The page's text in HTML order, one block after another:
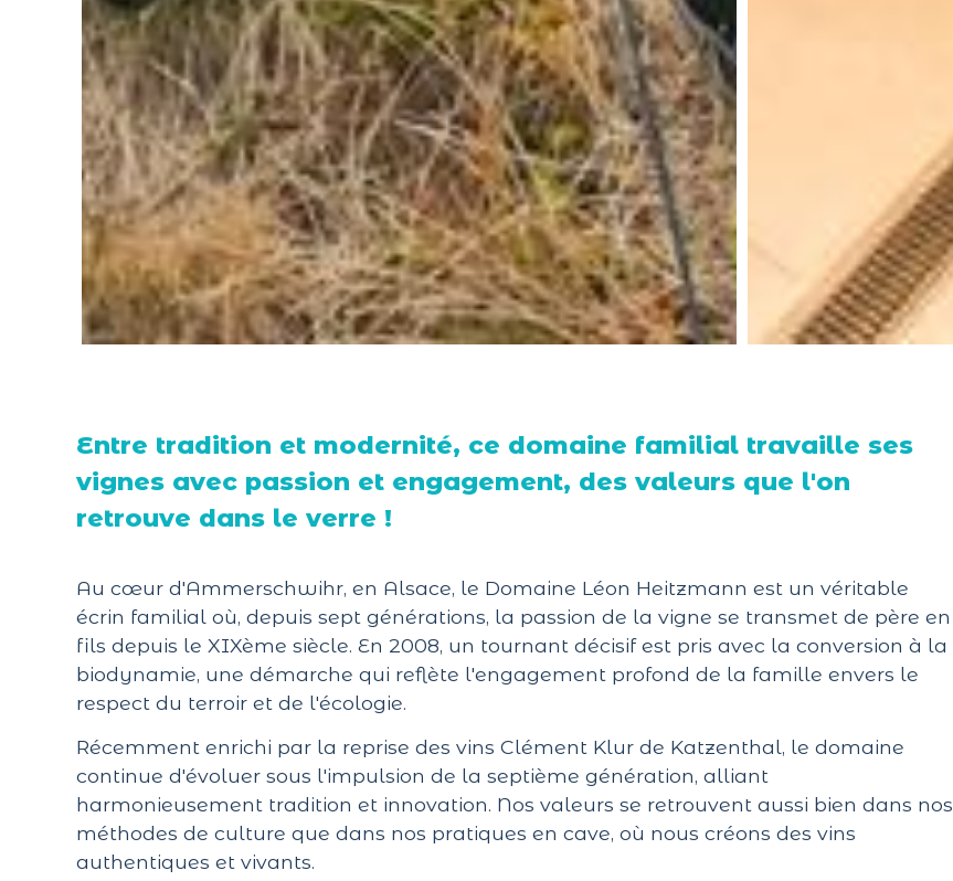
Entre tradition et modernité, ce domaine familial travaille ses
vignes avec passion et engagement, des valeurs que l'on
retrouve dans le verre !
Au cœur d'Ammerschwihr, en Alsace, le Domaine Léon Heitzmann est un véritable
écrin familial où, depuis sept générations, la passion de la vigne se transmet de père en
fils depuis le XIXème siècle. En 2008, un tournant décisif est pris avec la conversion à la
biodynamie, une démarche qui reflète l'engagement profond de la famille envers le
respect du terroir et de l'écologie.
Récemment enrichi par la reprise des vins Clément Klur de Katzenthal, le domaine
continue d'évoluer sous l'impulsion de la septième génération, alliant
harmonieusement tradition et innovation. Nos valeurs se retrouvent aussi bien dans nos
méthodes de culture que dans nos pratiques en cave, où nous créons des vins
authentiques et vivants.